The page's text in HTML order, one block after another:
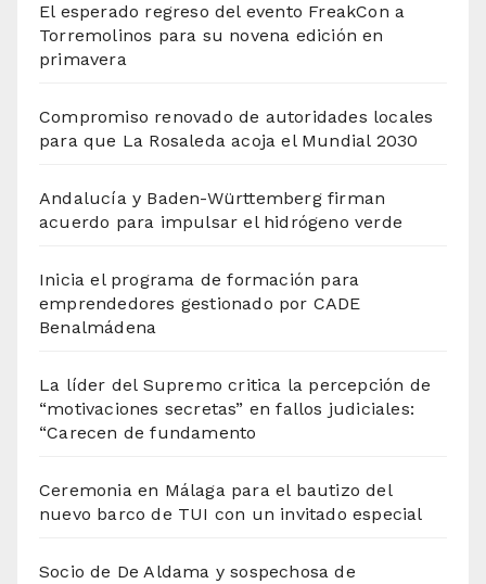
El esperado regreso del evento FreakCon a
Torremolinos para su novena edición en
primavera
Compromiso renovado de autoridades locales
para que La Rosaleda acoja el Mundial 2030
Andalucía y Baden-Württemberg firman
acuerdo para impulsar el hidrógeno verde
Inicia el programa de formación para
emprendedores gestionado por CADE
Benalmádena
La líder del Supremo critica la percepción de
“motivaciones secretas” en fallos judiciales:
“Carecen de fundamento
Ceremonia en Málaga para el bautizo del
nuevo barco de TUI con un invitado especial
Socio de De Aldama y sospechosa de